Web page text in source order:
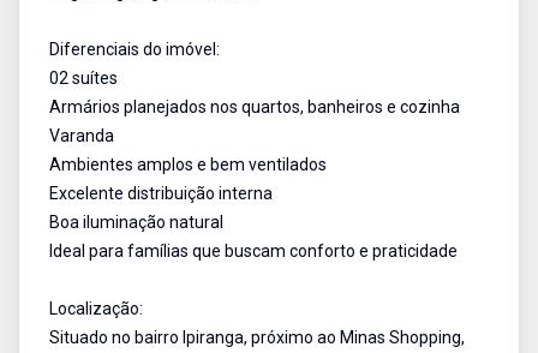
Diferenciais do imóvel:
02 suítes
Armários planejados nos quartos, banheiros e cozinha
Varanda
Ambientes amplos e bem ventilados
Excelente distribuição interna
Boa iluminação natural
Ideal para famílias que buscam conforto e praticidade
Localização:
Situado no bairro Ipiranga, próximo ao Minas Shopping,